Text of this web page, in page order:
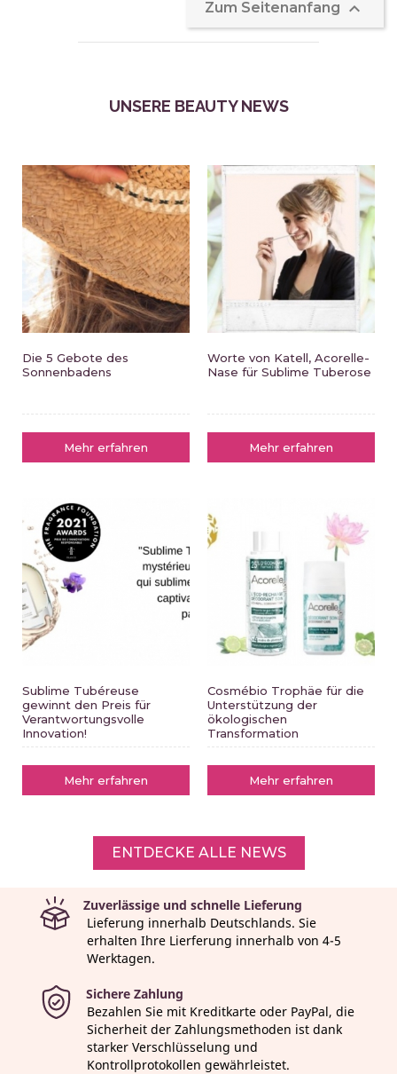
Zum Seitenanfang 
UNSERE BEAUTY NEWS
Die 5 Gebote des
Sonnenbadens
Mehr erfahren
Worte von Katell, Acorelle-
Nase für Sublime Tuberose
Mehr erfahren
Sublime Tubéreuse
gewinnt den Preis für
Verantwortungsvolle
Innovation!
Mehr erfahren
Cosmébio Trophäe für die
Unterstützung der
ökologischen
Transformation
Mehr erfahren
ENTDECKE ALLE NEWS
Zuverlässige und schnelle Lieferung
Lieferung innerhalb Deutschlands. Sie
erhalten Ihre Lierferung innerhalb von 4-5
Werktagen.
Sichere Zahlung
Bezahlen Sie mit Kreditkarte oder PayPal, die
Sicherheit der Zahlungsmethoden ist dank
starker Verschlüsselung und
Kontrollprotokollen gewährleistet.